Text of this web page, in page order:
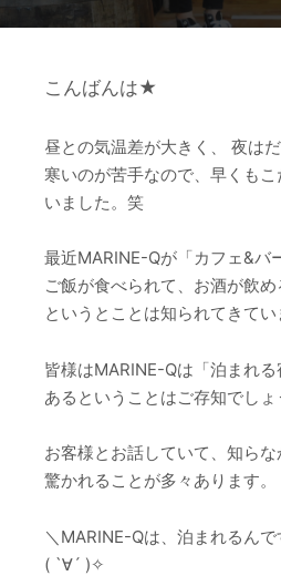
こんばんは★
昼との気温差が大きく、 夜は
寒いのが苦手なので、早くも
いました。笑
最近MARINE-Qが「カフェ&バ
ご飯が食べられて、お酒が飲め
というとことは知られてきてい
皆様はMARINE-Qは「泊まれる
あるということはご存知でしょ
お客様とお話していて、知らな
驚かれることが多々あります。
＼MARINE-Qは、泊まれるんで
( `∀´ )✧